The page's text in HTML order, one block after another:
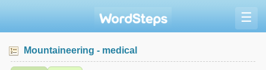
☰
Mountaineering - medical